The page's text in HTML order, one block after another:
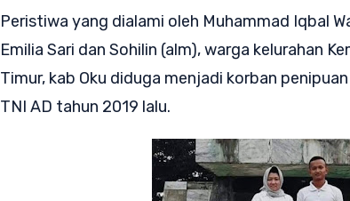
Peristiwa yang dialami oleh Muhammad Iqbal
Emilia Sari dan Sohilin (alm), warga kelurahan
Timur, kab Oku diduga menjadi korban
TNI AD tahun 2019 lalu.